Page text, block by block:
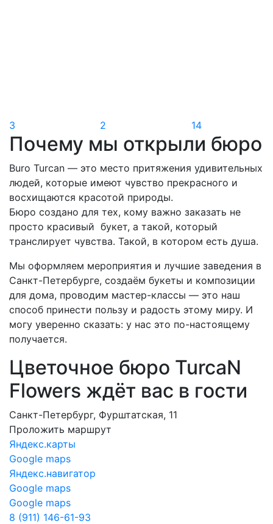
3 2 14
Почему мы открыли бюро
Buro Turcan — это место притяжения удивительных
людей, которые имеют чувство прекрасного и
восхищаются красотой природы.
Бюро создано для тех, кому важно заказать не
просто красивый букет, а такой, который
транслирует чувства. Такой, в котором есть душа.
Мы оформляем мероприятия и лучшие заведения в
Санкт-Петербурге, создаём букеты и композиции
для дома, проводим мастер-классы — это наш
способ принести пользу и радость этому миру. И
могу уверенно сказать: у нас это по-настоящему
получается.
Цветочное бюро TurcaN
Flowers ждёт вас в гости
Санкт-Петербург, Фурштатская, 11
Проложить маршрут
Яндекс.карты
Google maps
Яндекс.навигатор
Google maps
Google maps
8 (911) 146-61-93